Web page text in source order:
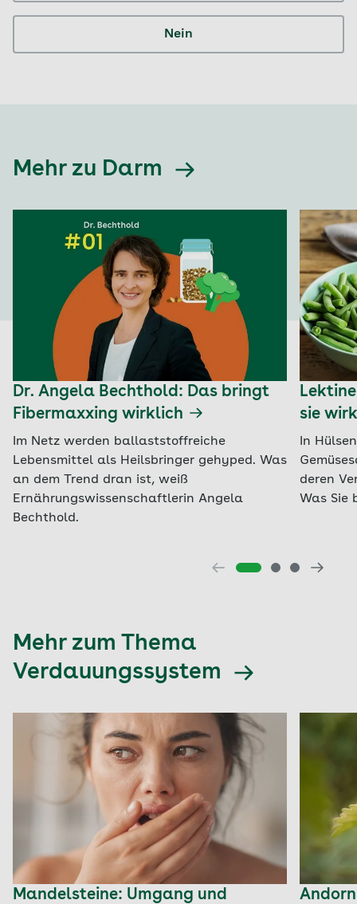
Nein
Mehr zu Darm
Dr. Angela Bechthold: Das bringt
Fibermaxxing wirklich
Im Netz werden ballaststoffreiche
Lebensmittel als Heilsbringer gehyped. Was
an dem Trend dran ist, weiß
Ernährungswissenschaftlerin Angela
Bechthold.
sie
In
deren
Was Sie
Mehr zum Thema
Verdauungssystem
Mandelsteine: Umgang und